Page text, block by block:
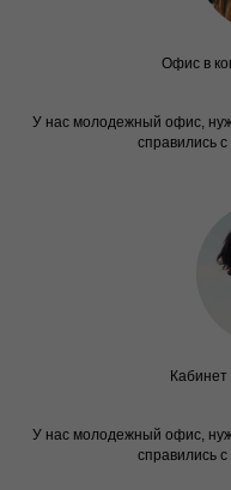
Офис в
У нас молодежный офис,
справились
У нас молодежный офис,
справились